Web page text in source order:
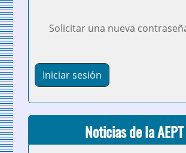
Solicitar una nueva
Noticias de la AEPT